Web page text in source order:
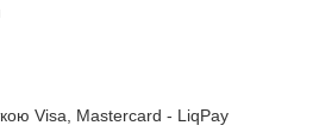
Visa, Mastercard - LiqPay